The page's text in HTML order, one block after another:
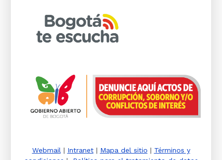
Webmail| Intranet| Mapa del sitio | Términos y